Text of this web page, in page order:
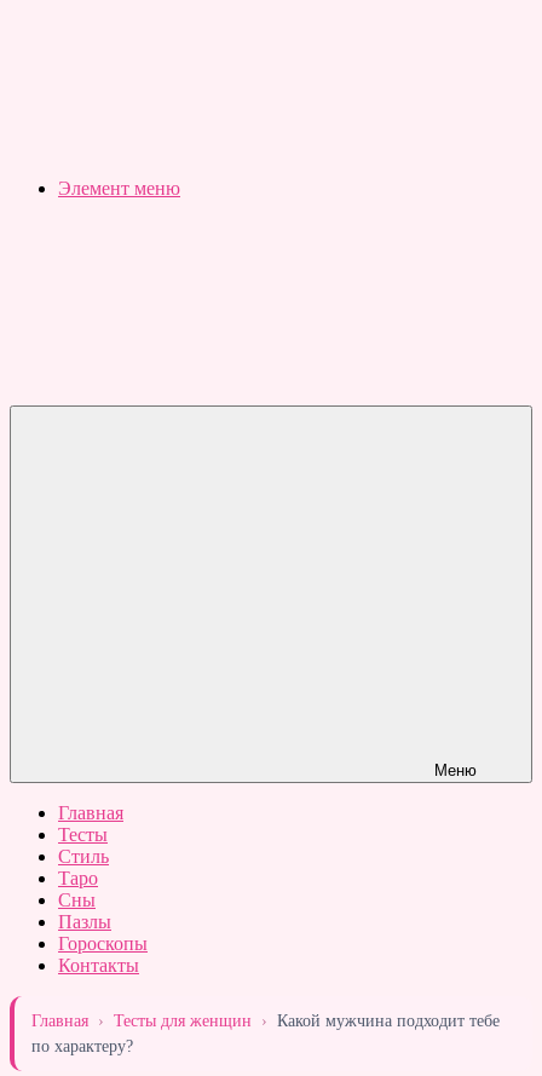
Элемент меню
Меню
Главная
Тесты
Стиль
Таро
Сны
Пазлы
Гороскопы
Контакты
Главная › Тесты для женщин › Какой мужчина подходит тебе
по характеру?